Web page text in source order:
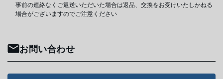
事前の連絡なくご返送いただいた場合は返品、交換をお受けいたしかねる
場合がございますのでご注意ください
お問い合わせ